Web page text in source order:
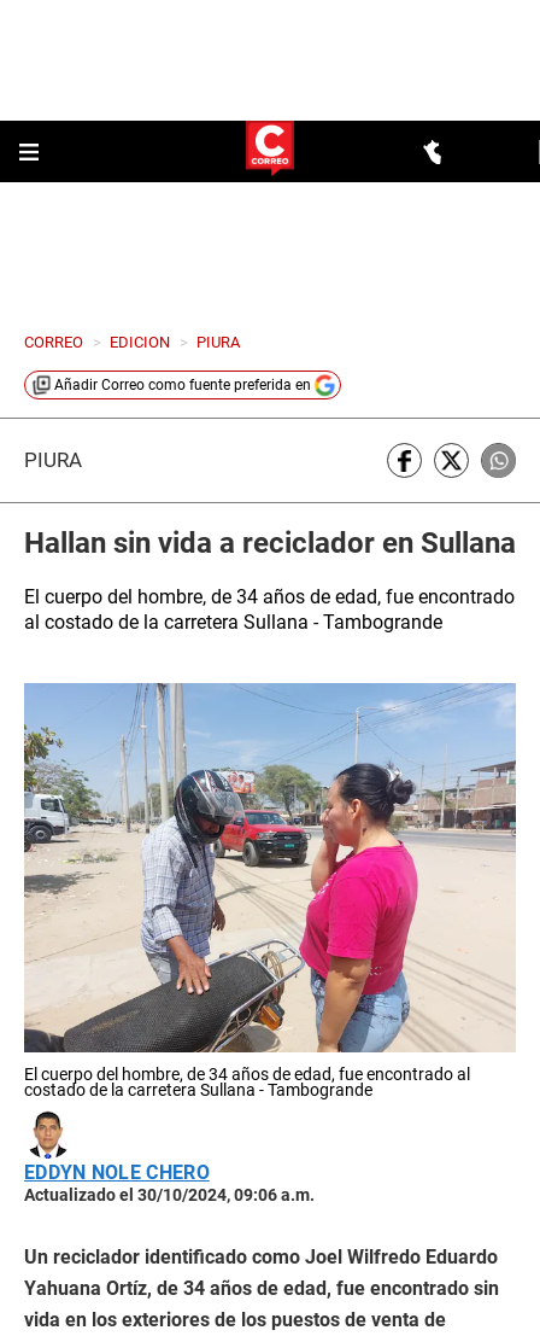
CORREO > EDICION > PIURA
Añadir Correo como fuente preferida en
PIURA
Hallan sin vida a reciclador en Sullana
El cuerpo del hombre, de 34 años de edad, fue encontrado
al costado de la carretera Sullana - Tambogrande
El cuerpo del hombre, de 34 años de edad, fue encontrado al
costado de la carretera Sullana - Tambogrande
EDDYN NOLE CHERO
Actualizado el 30/10/2024, 09:06 a.m.
Un reciclador identificado como Joel Wilfredo Eduardo
Yahuana Ortíz, de 34 años de edad, fue encontrado sin
vida en los exteriores de los puestos de venta de